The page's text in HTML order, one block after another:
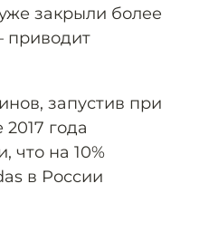
закрыли более
приводит
запустив при
года
что на 10%
в России